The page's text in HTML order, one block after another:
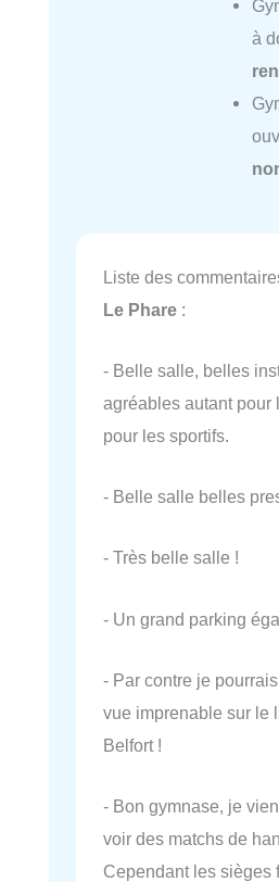
à
Liste des
Le Phare :
- Belle salle, belles
agréables autant pour
pour les sportifs.
- Belle salle belles
- Très belle salle !
- Un grand parking
- Par contre je
vue imprenable sur le
Belfort !
- Bon gymnase, je
voir des matchs de
Cependant les sièges